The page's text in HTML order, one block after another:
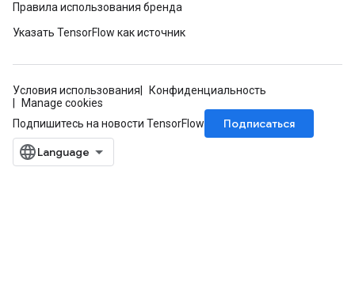
Правила использования бренда
Указать TensorFlow как источник
Условия использования
Конфиденциальность
Manage cookies
Подпишитесь на новости TensorFlow
Подписаться